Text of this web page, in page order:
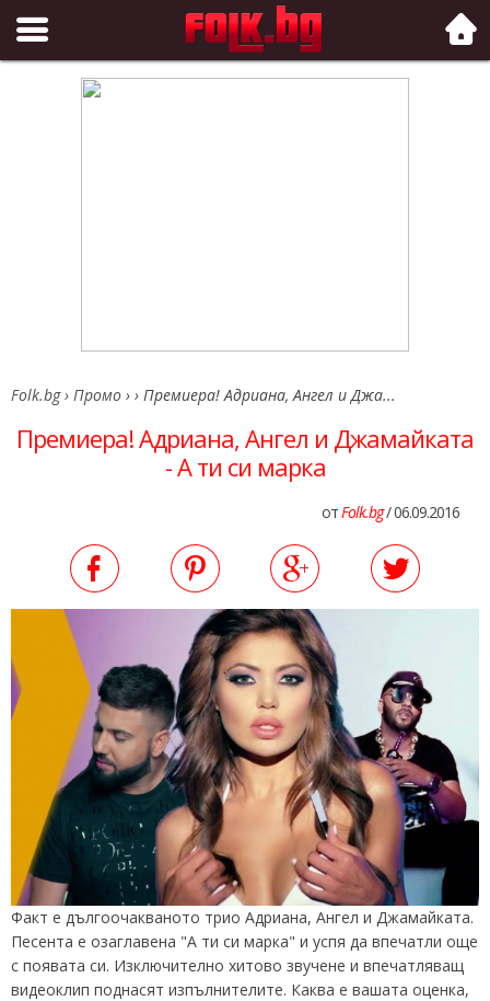
Folk.bg
Folk.bg › Промо › › Премиера! Адриана, Ангел и Джа...
Премиера! Адриана, Ангел и Джамайката
- А ти си марка
отFolk.bg/ 06.09.2016
Факт е дългоочакваното трио Адриана, Ангел и Джамайката.
Песента е озаглавена "А ти си марка" и успя да впечатли още
с появата си. Изключително хитово звучене и впечатляващ
видеоклип поднасят изпълнителите. Каква е вашата оценка,